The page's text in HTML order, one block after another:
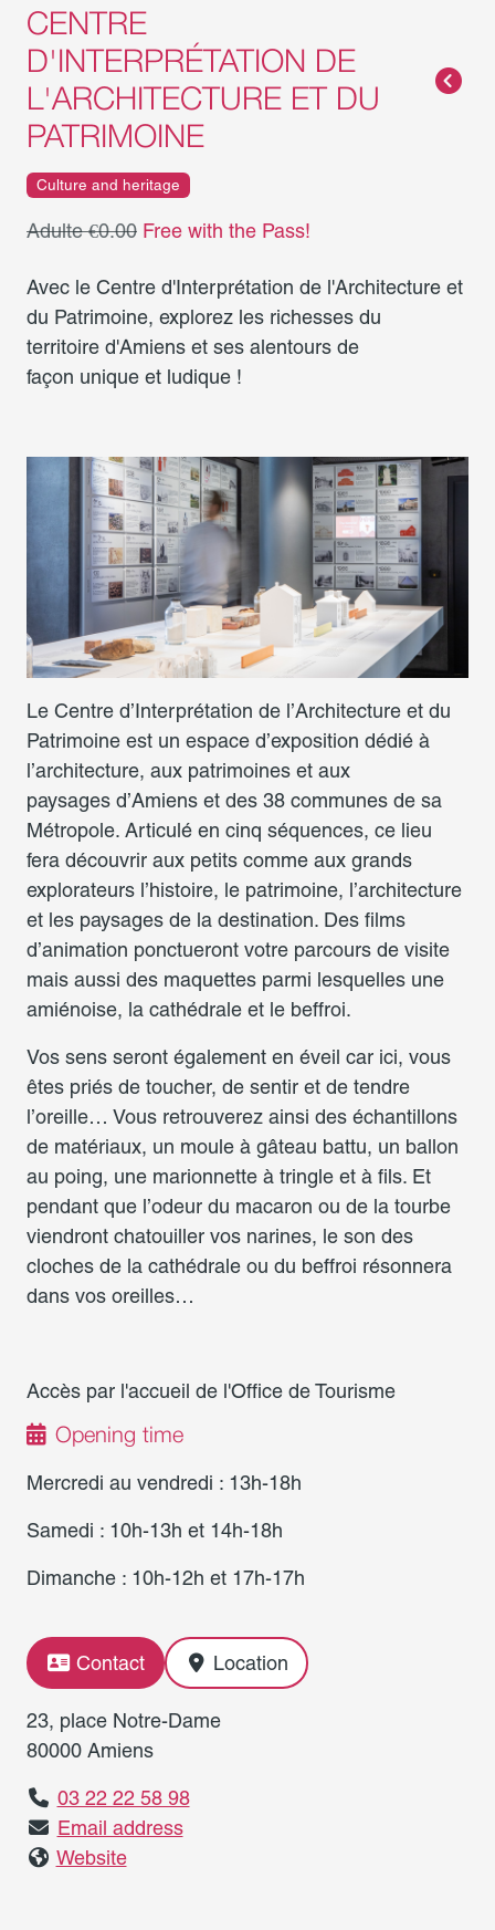
CENTRE
D'INTERPRÉTATION DE
L'ARCHITECTURE ET DU
PATRIMOINE
Culture and heritage
Adulte €0.00 Free with the Pass!
Avec le Centre d'Interprétation de l'Architecture et
du Patrimoine, explorez les richesses du
territoire d'Amiens et ses alentours de
façon unique et ludique !
Le Centre d’Interprétation de l’Architecture et du
Patrimoine est un espace d’exposition dédié à
l’architecture, aux patrimoines et aux
paysages d’Amiens et des 38 communes de sa
Métropole. Articulé en cinq séquences, ce lieu
fera découvrir aux petits comme aux grands
explorateurs l’histoire, le patrimoine, l’architecture
et les paysages de la destination. Des films
d’animation ponctueront votre parcours de visite
mais aussi des maquettes parmi lesquelles une
amiénoise, la cathédrale et le beffroi.
Vos sens seront également en éveil car ici, vous
êtes priés de toucher, de sentir et de tendre
l’oreille… Vous retrouverez ainsi des échantillons
de matériaux, un moule à gâteau battu, un ballon
au poing, une marionnette à tringle et à fils. Et
pendant que l’odeur du macaron ou de la tourbe
viendront chatouiller vos narines, le son des
cloches de la cathédrale ou du beffroi résonnera
dans vos oreilles…
Accès par l'accueil de l'Office de Tourisme
Opening time
Mercredi au vendredi : 13h-18h
Samedi : 10h-13h et 14h-18h
Dimanche : 10h-12h et 17h-17h
Contact Location
23, place Notre-Dame
80000 Amiens
03 22 22 58 98
Email address
Website